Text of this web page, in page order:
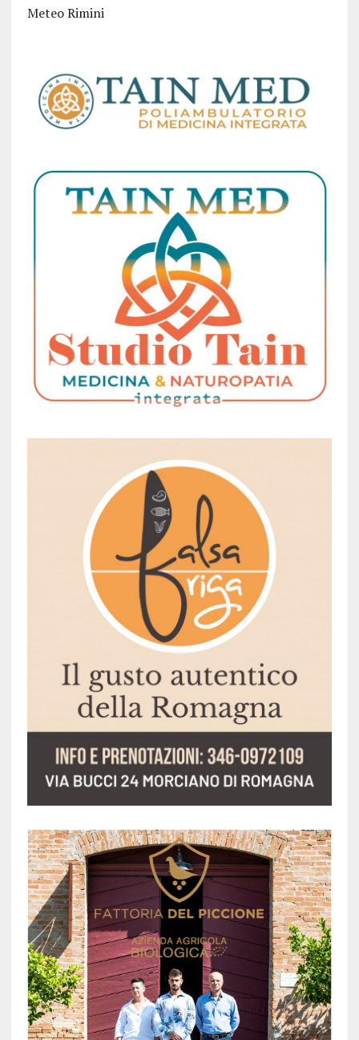
Meteo Rimini